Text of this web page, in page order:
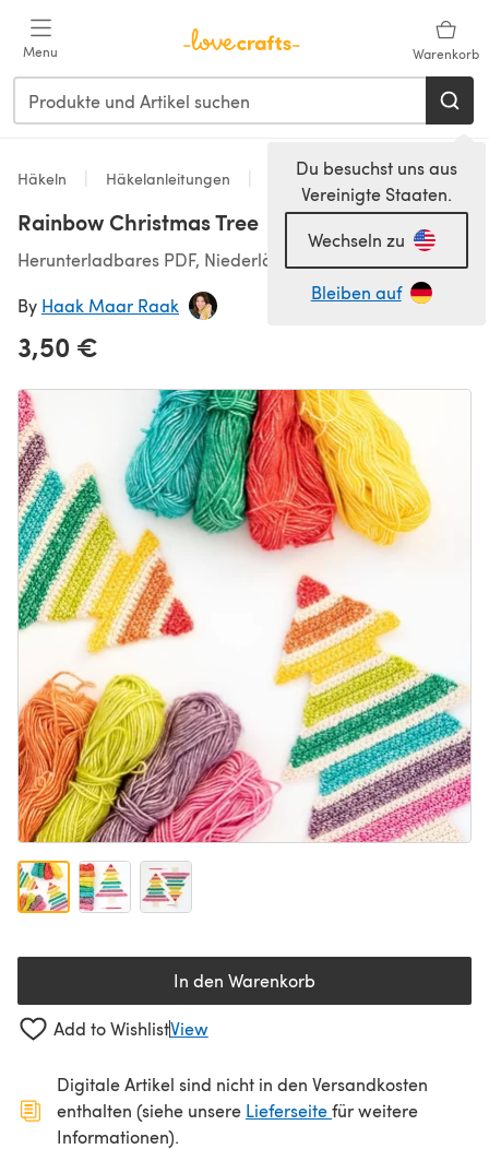
Menu Warenkorb
Du besuchst uns aus
Vereinigte Staaten.
Wechseln zu
Bleiben auf
Häkeln Häkelanleitungen Instructions and Components
Rainbow Christmas Tree
Herunterladbares PDF, Niederländisch, Englisch
By Haak Maar Raak
3,50 €
In den Warenkorb
Add to WishlistView
Digitale Artikel sind nicht in den Versandkosten
enthalten (siehe unsere Lieferseite(öffnet sich in
für weitere
Informationen).